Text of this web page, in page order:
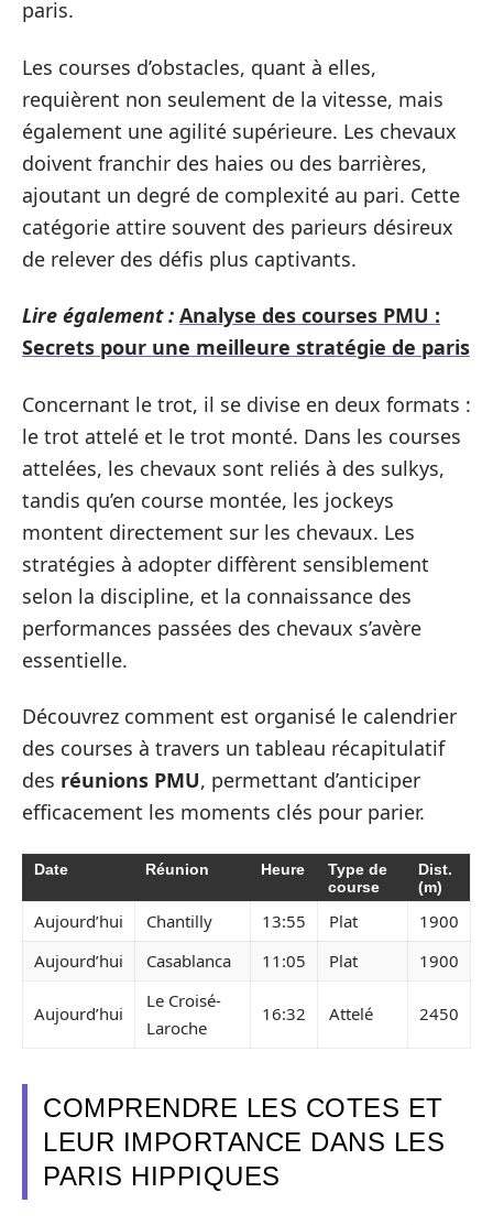
paris.
Les courses d’obstacles, quant à elles,
requièrent non seulement de la vitesse, mais
également une agilité supérieure. Les chevaux
doivent franchir des haies ou des barrières,
ajoutant un degré de complexité au pari. Cette
catégorie attire souvent des parieurs désireux
de relever des défis plus captivants.
Lire également : Analyse des courses PMU :
Secrets pour une meilleure stratégie de paris
Concernant le trot, il se divise en deux formats :
le trot attelé et le trot monté. Dans les courses
attelées, les chevaux sont reliés à des sulkys,
tandis qu’en course montée, les jockeys
montent directement sur les chevaux. Les
stratégies à adopter diffèrent sensiblement
selon la discipline, et la connaissance des
performances passées des chevaux s’avère
essentielle.
Découvrez comment est organisé le calendrier
des courses à travers un tableau récapitulatif
des réunions PMU, permettant d’anticiper
efficacement les moments clés pour parier.
Date Réunion Heure
Type de
course
Dist.
(m)
Aujourd’hui Chantilly 13:55 Plat
1900
Aujourd’hui
Casablanca 11:05 Plat 1900
Aujourd’hui
Le Croisé-
Laroche
16:32 Attelé 2450
COMPRENDRE LES COTES ET
LEUR IMPORTANCE DANS LES
PARIS HIPPIQUES